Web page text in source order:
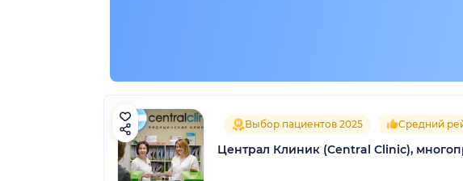
Выбор пациентов 2025 Средний
Централ Клиник (Central Clinic),